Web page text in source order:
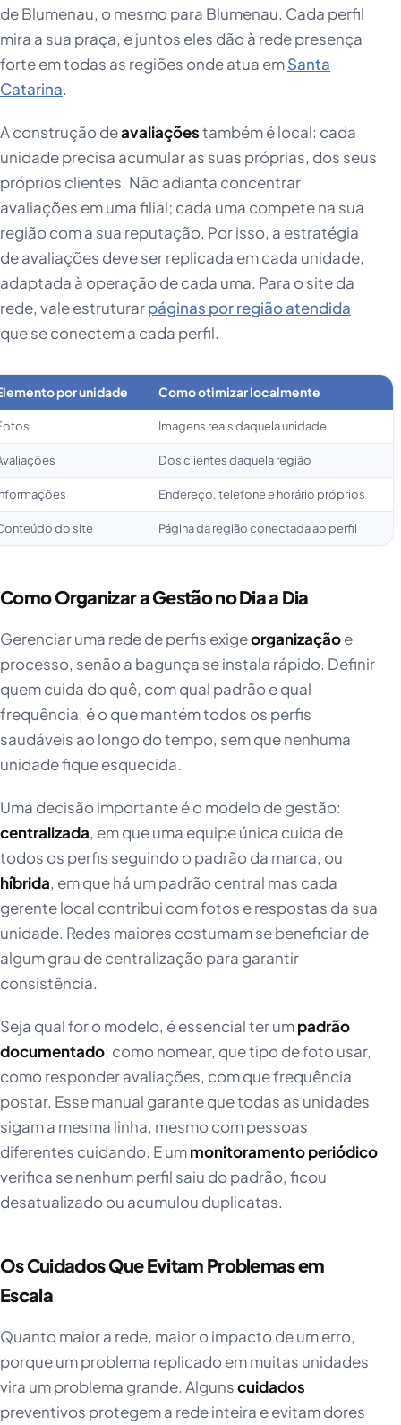
de Blumenau, o mesmo para Blumenau. Cada perfil
mira a sua praça, e juntos eles dão à rede presença
forte em todas as regiões onde atua emSanta
Catarina.
A construção deavaliaçõestambém é local: cada
unidade precisa acumular as suas próprias, dos seus
próprios clientes. Não adianta concentrar
avaliações em uma filial; cada uma compete na sua
região com a sua reputação. Por isso, a estratégia
de avaliações deve ser replicada em cada unidade,
adaptada à operação de cada uma. Para o site da
rede, vale estruturarpáginas por região atendida
que se conectem a cada perfil.
por unidade Como otimizar localmente
Imagens reais daquela unidade
Dos clientes daquela região
Endereço, telefone e horário próprios
do site Página da região conectada ao perfil
Como Organizar a Gestão no Dia a Dia
Gerenciar uma rede de perfis exigeorganizaçãoe
processo, senão a bagunça se instala rápido. Definir
quem cuida do quê, com qual padrão e qual
frequência, é o que mantém todos os perfis
saudáveis ao longo do tempo, sem que nenhuma
unidade fique esquecida.
Uma decisão importante é o modelo de gestão:
centralizada, em que uma equipe única cuida de
todos os perfis seguindo o padrão da marca, ou
híbrida, em que há um padrão central mas cada
gerente local contribui com fotos e respostas da sua
unidade. Redes maiores costumam se beneficiar de
algum grau de centralização para garantir
consistência.
Seja qual for o modelo, é essencial ter umpadrão
documentado: como nomear, que tipo de foto usar,
como responder avaliações, com que frequência
postar. Esse manual garante que todas as unidades
sigam a mesma linha, mesmo com pessoas
diferentes cuidando. E ummonitoramento periódico
verifica se nenhum perfil saiu do padrão, ficou
desatualizado ou acumulou duplicatas.
Os Cuidados Que Evitam Problemas em
Escala
Quanto maior a rede, maior o impacto de um erro,
porque um problema replicado em muitas unidades
vira um problema grande. Algunscuidados
preventivos protegem a rede inteira e evitam dores